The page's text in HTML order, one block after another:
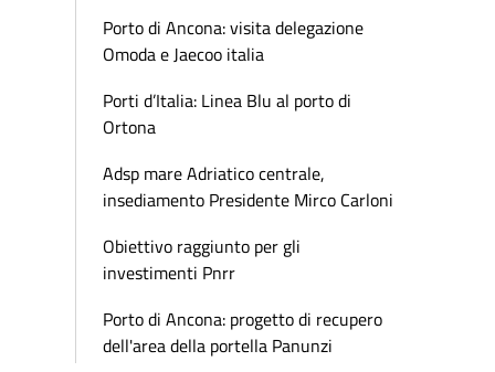
Porto di Ancona: visita delegazione
Omoda e Jaecoo italia
Porti d’Italia: Linea Blu al porto di
Ortona
Adsp mare Adriatico centrale,
insediamento Presidente Mirco Carloni
Obiettivo raggiunto per gli
investimenti Pnrr
Porto di Ancona: progetto di recupero
dell'area della portella Panunzi